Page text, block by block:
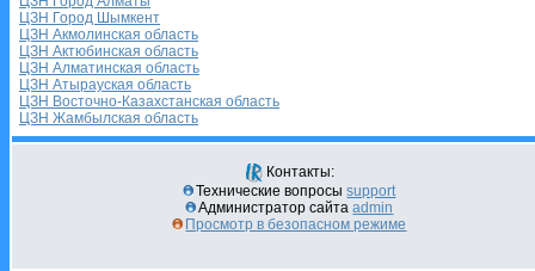
ЦЗН Город Шымкент
ЦЗН Акмолинская область
ЦЗН Актюбинская область
ЦЗН Алматинская область
ЦЗН Атырауская область
ЦЗН Восточно-Казахстанская область
ЦЗН Жамбылская область
Контакты:
Технические вопросыsupport
Администратор сайтаadmin
Просмотр в безопасном режиме